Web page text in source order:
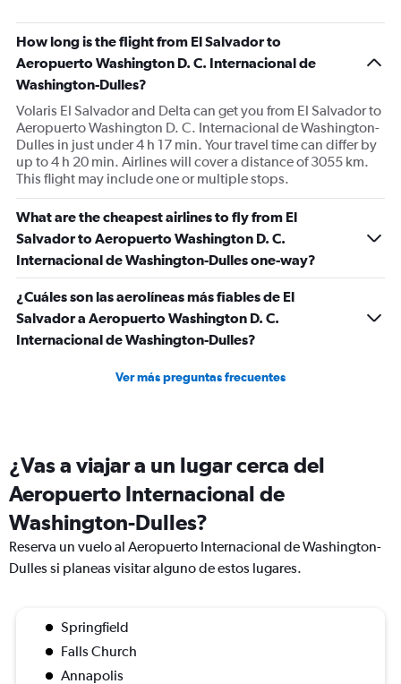
How long is the flight from El Salvador to
Aeropuerto Washington D. C. Internacional de
Washington-Dulles?
Volaris El Salvador and Delta can get you from El Salvador to
Aeropuerto Washington D. C. Internacional de Washington-
Dulles in just under 4 h 17 min. Your travel time can differ by
up to 4 h 20 min. Airlines will cover a distance of 3055 km.
This flight may include one or multiple stops.
What are the cheapest airlines to fly from El
Salvador to Aeropuerto Washington D. C.
Internacional de Washington-Dulles one-way?
¿Cuáles son las aerolíneas más fiables de El
Salvador a Aeropuerto Washington D. C.
Internacional de Washington-Dulles?
Ver más preguntas frecuentes
¿Vas a viajar a un lugar cerca del
Aeropuerto Internacional de
Washington-Dulles?
Reserva un vuelo al Aeropuerto Internacional de Washington-
Dulles si planeas visitar alguno de estos lugares.
Springfield
Falls Church
Annapolis